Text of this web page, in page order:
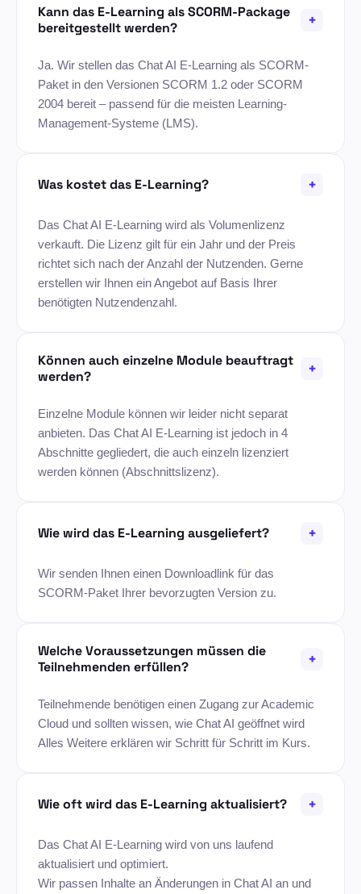
Kann das E-Learning als SCORM-Package
bereitgestellt werden?
+
Ja. Wir stellen das Chat AI E-Learning als SCORM-
Paket in den Versionen SCORM 1.2 oder SCORM
2004 bereit – passend für die meisten Learning-
Management-Systeme (LMS).
Was kostet das E-Learning? +
Das Chat AI E-Learning wird als Volumenlizenz
verkauft. Die Lizenz gilt für ein Jahr und der Preis
richtet sich nach der Anzahl der Nutzenden. Gerne
erstellen wir Ihnen ein Angebot auf Basis Ihrer
benötigten Nutzendenzahl.
Können auch einzelne Module beauftragt
werden?
+
Einzelne Module können wir leider nicht separat
anbieten. Das Chat AI E-Learning ist jedoch in 4
Abschnitte gegliedert, die auch einzeln lizenziert
werden können (Abschnittslizenz).
Wie wird das E-Learning ausgeliefert? +
Wir senden Ihnen einen Downloadlink für das
SCORM-Paket Ihrer bevorzugten Version zu.
Welche Voraussetzungen müssen die
Teilnehmenden erfüllen?
+
Teilnehmende benötigen einen Zugang zur Academic
Cloud und sollten wissen, wie Chat AI geöffnet wird
Alles Weitere erklären wir Schritt für Schritt im Kurs.
Wie oft wird das E-Learning aktualisiert? +
Das Chat AI E-Learning wird von uns laufend
aktualisiert und optimiert.
Wir passen Inhalte an Änderungen in Chat AI an und